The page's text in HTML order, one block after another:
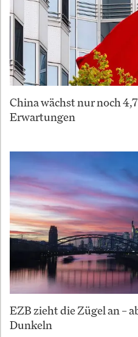
China wächst nur noch
Erwartungen
EZB zieht die Zügel an –
Dunkeln